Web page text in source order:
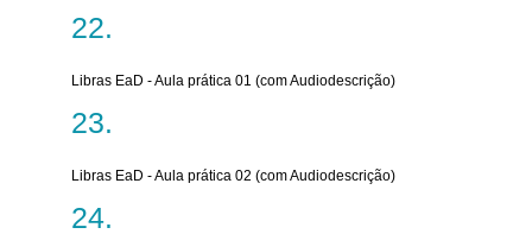
Libras EaD - Aula prática 01 (com Audiodescrição)
Libras EaD - Aula prática 02 (com Audiodescrição)